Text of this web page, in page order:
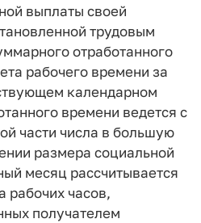
выплаты своей
трудовым
отработанного
рабочего времени за
календарном
времени ведется с
части числа в большую
размера социальной
месяц рассчитывается
рабочих часов,
получателем